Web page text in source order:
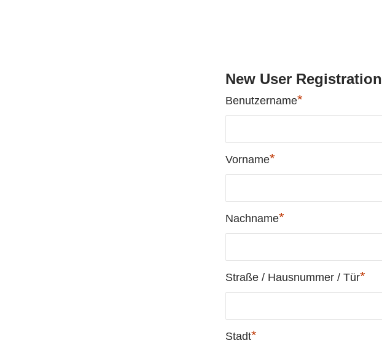
New User Registration
Benutzername*
Vorname*
Nachname*
Straße / Hausnummer / Tür*
Stadt*